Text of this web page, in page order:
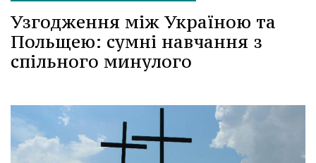
Узгодження між Україною та
Польщею: сумні навчання з
спільного минулого